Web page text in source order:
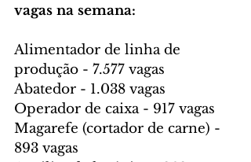
vagas na semana:
Alimentador de linha de
produção - 7.577 vagas
Abatedor - 1.038 vagas
Operador de caixa - 917 vagas
Magarefe (cortador de carne) -
893 vagas